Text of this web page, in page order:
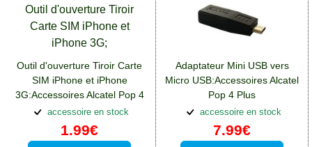
Outil d'ouverture Tiroir Carte
SIM iPhone et iPhone
3G:Accessoires Alcatel Pop 4
Plus
accessoire en stock
1.99€
Adaptateur Mini USB vers
Micro USB:Accessoires Alcatel
Pop 4 Plus
accessoire en stock
7.99€